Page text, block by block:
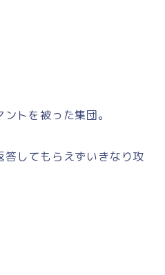
トを被った集団。
してもらえずいきなり攻